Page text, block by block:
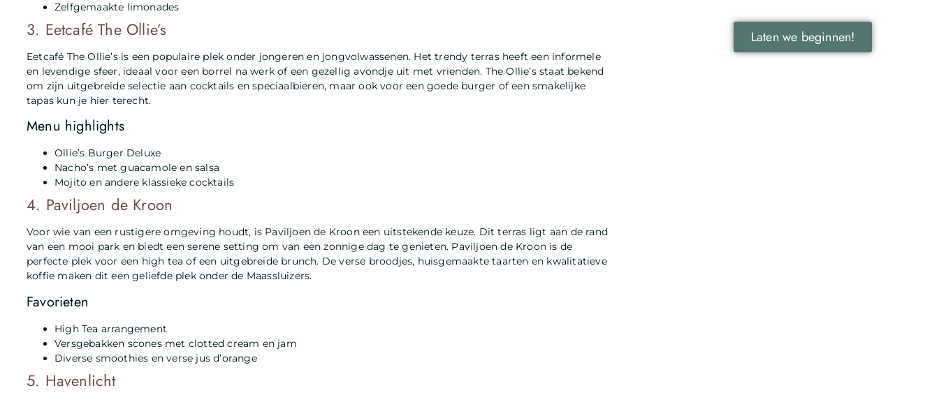
Zelfgemaakte limonades
3. Eetcafé The Ollie’s
Eetcafé The Ollie’s is een populaire plek onder jongeren en jongvolwassenen. Het trendy terras heeft een informele
en levendige sfeer, ideaal voor een borrel na werk of een gezellig avondje uit met vrienden. The Ollie’s staat bekend
om zijn uitgebreide selectie aan cocktails en speciaalbieren, maar ook voor een goede burger of een smakelijke
tapas kun je hier terecht.
Menu highlights
Ollie’s Burger Deluxe
Nacho’s met guacamole en salsa
Mojito en andere klassieke cocktails
4. Paviljoen de Kroon
Voor wie van een rustigere omgeving houdt, is Paviljoen de Kroon een uitstekende keuze. Dit terras ligt aan de rand
van een mooi park en biedt een serene setting om van een zonnige dag te genieten. Paviljoen de Kroon is de
perfecte plek voor een high tea of een uitgebreide brunch. De verse broodjes, huisgemaakte taarten en kwalitatieve
koffie maken dit een geliefde plek onder de Maassluizers.
Favorieten
High Tea arrangement
Versgebakken scones met clotted cream en jam
Diverse smoothies en verse jus d’orange
5. Havenlicht
Laten we beginnen!